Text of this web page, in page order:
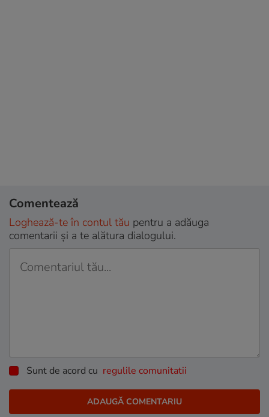
Comentează
Loghează-te în contul tău pentru a adăuga
comentarii și a te alătura dialogului.
Sunt de acord cu regulile comunitatii